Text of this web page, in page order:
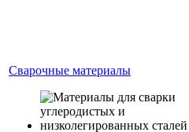
Сварочные материалы